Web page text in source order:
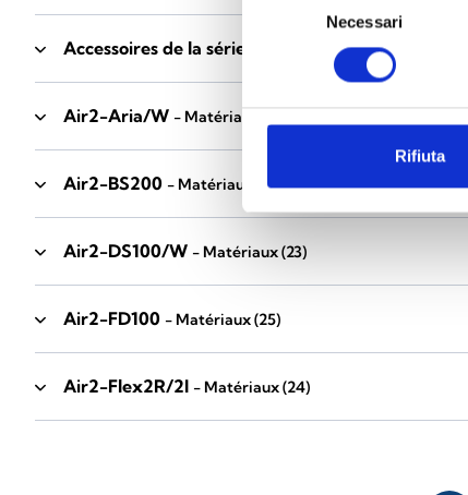
consenso
Necessari
Rifiuta
Accessoires de la série Industrial - Matériaux
Air2-Aria/W - Matériaux
Air2-BS200 - Matériaux (34)
Air2-DS100/W - Matériaux(23)
Air2-FD100 - Matériaux(25)
Air2-Flex2R/2I - Matériaux(24)